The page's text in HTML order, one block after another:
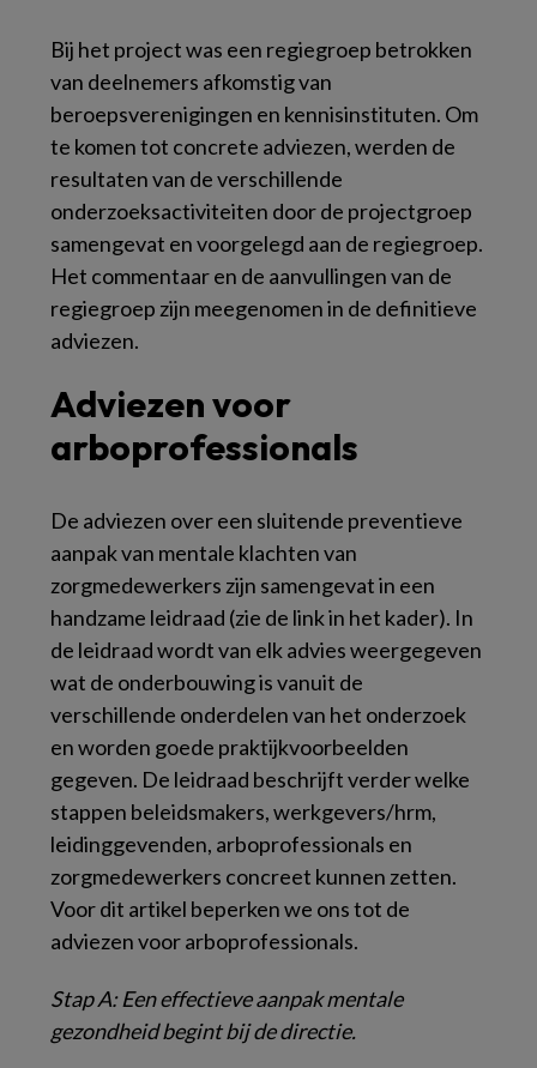
Bij het project was een regiegroep betrokken
van deelnemers afkomstig van
beroepsverenigingen en kennisinstituten. Om
te komen tot concrete adviezen, werden de
resultaten van de verschillende
onderzoeksactiviteiten door de projectgroep
samengevat en voorgelegd aan de regiegroep.
Het commentaar en de aanvullingen van de
regiegroep zijn meegenomen in de definitieve
adviezen.
Adviezen voor
arboprofessionals
De adviezen over een sluitende preventieve
aanpak van mentale klachten van
zorgmedewerkers zijn samengevat in een
handzame leidraad (zie de link in het kader). In
de leidraad wordt van elk advies weergegeven
wat de onderbouwing is vanuit de
verschillende onderdelen van het onderzoek
en worden goede praktijkvoorbeelden
gegeven. De leidraad beschrijft verder welke
stappen beleidsmakers, werkgevers/hrm,
leidinggevenden, arboprofessionals en
zorgmedewerkers concreet kunnen zetten.
Voor dit artikel beperken we ons tot de
adviezen voor arboprofessionals.
Stap A: Een effectieve aanpak mentale
gezondheid begint bij de directie.